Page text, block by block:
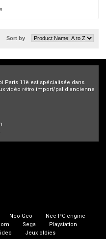
Sort by
Paris 11è est spécialisée dans
vidéo rétro import/pal d'ancienne
Neo Geo
Nec PC engine
Sega
Playstation
Jeux oldies